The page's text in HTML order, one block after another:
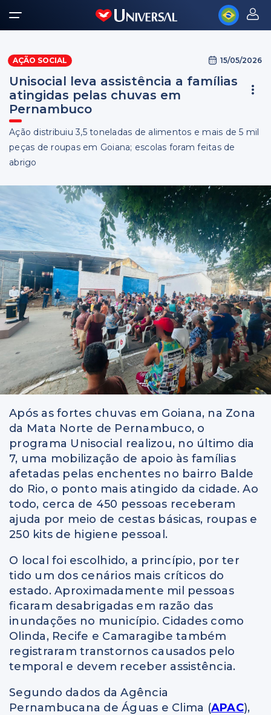
AÇÃO SOCIAL 15/05/2026
Unisocial leva assistência a famílias
atingidas pelas chuvas em
Pernambuco
Ação distribuiu 3,5 toneladas de alimentos e mais de 5 mil
peças de roupas em Goiana; escolas foram feitas de
abrigo
Após as fortes chuvas em Goiana, na Zona
da Mata Norte de Pernambuco, o
programa Unisocial realizou, no último dia
7, uma mobilização de apoio às famílias
afetadas pelas enchentes no bairro Balde
do Rio, o ponto mais atingido da cidade. Ao
todo, cerca de 450 pessoas receberam
ajuda por meio de cestas básicas, roupas e
250 kits de higiene pessoal.
O local foi escolhido, a princípio, por ter
tido um dos cenários mais críticos do
estado. Aproximadamente mil pessoas
ficaram desabrigadas em razão das
inundações no município. Cidades como
Olinda, Recife e Camaragibe também
registraram transtornos causados pelo
temporal e devem receber assistência.
Segundo dados da Agência
Pernambucana de Águas e Clima (APAC),